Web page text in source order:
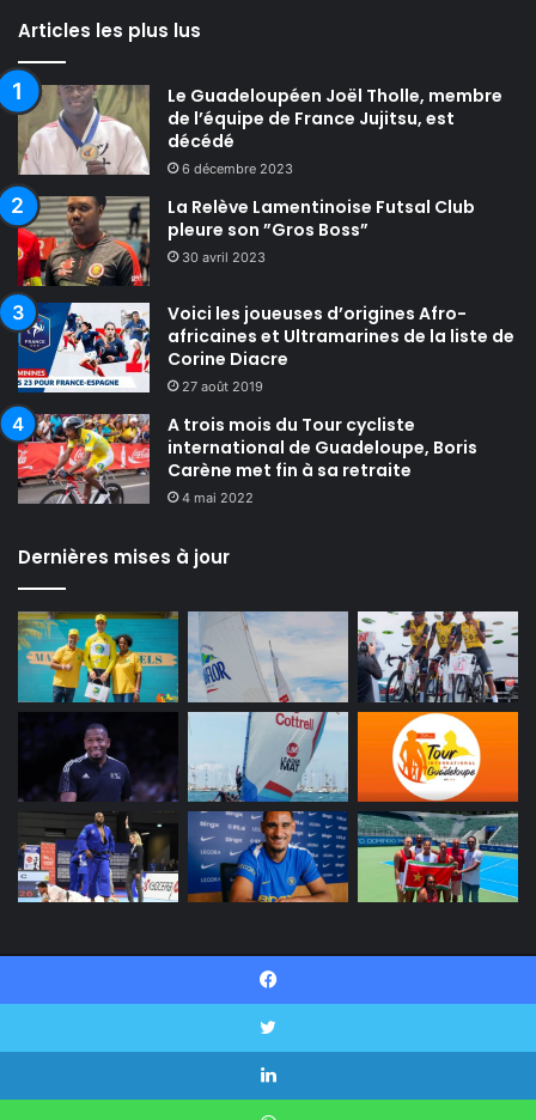
Articles les plus lus
Le Guadeloupéen Joël Tholle, membre
de l’équipe de France Jujitsu, est
décédé
6 décembre 2023
La Relève Lamentinoise Futsal Club
pleure son ”Gros Boss”
30 avril 2023
Voici les joueuses d’origines Afro-
africaines et Ultramarines de la liste de
Corine Diacre
27 août 2019
A trois mois du Tour cycliste
international de Guadeloupe, Boris
Carène met fin à sa retraite
4 mai 2022
Dernières mises à jour
Politique de confidentialité
Facebook
TwitterLinkedinYouTubeInstagramSnapchat
Facebook
Twitter
Linkedin